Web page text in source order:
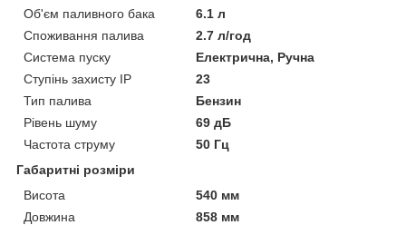
Об'єм паливного бака
6.1 л
Споживання палива
2.7 л/год
Система пуску
Електрична, Ручна
Ступінь захисту IP
23
Тип палива
Бензин
Рівень шуму
69 дБ
Частота струму
50 Гц
Габаритні розміри
Висота
540 мм
Довжина
858 мм